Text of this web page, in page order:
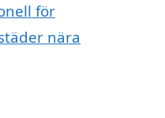
för
nära